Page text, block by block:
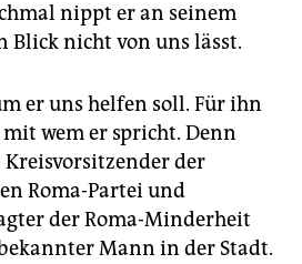
nippt er an seinem
Blick nicht von uns lässt.
er uns helfen soll. Für ihn
wem er spricht. Denn
Kreisvorsitzender der
Roma-Partei und
der Roma-Minderheit
Mann in der Stadt.